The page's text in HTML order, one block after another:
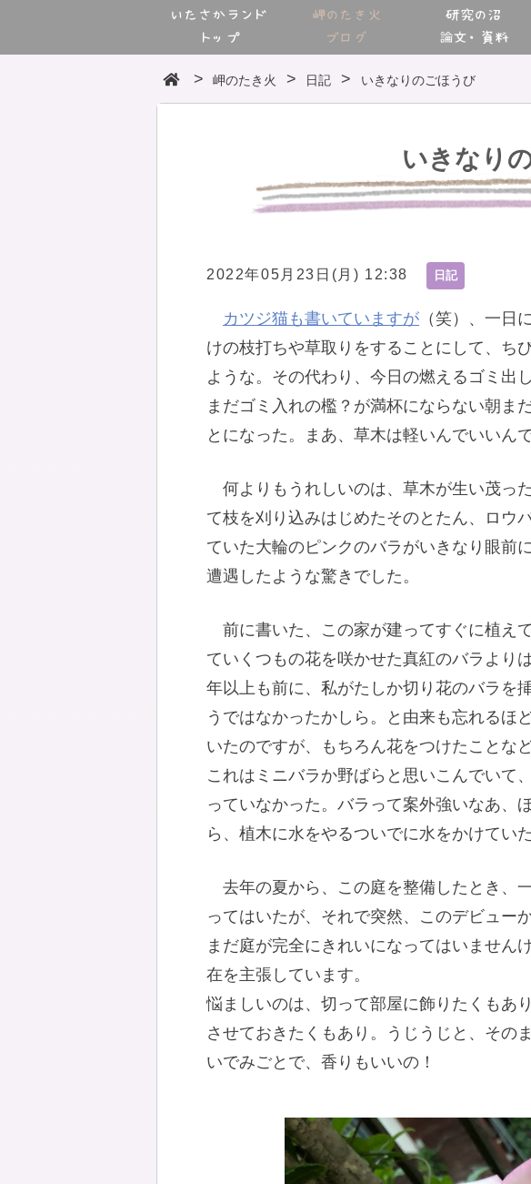
いたさかランド
トップ
岬のたき火
ブログ
研究の沼
論文・資料
岬のたき火 日記 いきなりのごほうび
いきなり
2022年05月23日(月) 12:38 日記
カツジ猫も書いていますが （笑）、一日
けの枝打ちや草取りをすることにして、ち
ような。その代わり、今日の燃えるゴミ出
まだゴミ入れの檻？が満杯にならない朝ま
とになった。まあ、草木は軽いんでいいん
何よりもうれしいのは、草木が生い茂っ
て枝を刈り込みはじめたそのとたん、ロウ
ていた大輪のピンクのバラがいきなり眼前
遭遇したような驚きでした。
前に書いた、この家が建ってすぐに植え
ていくつもの花を咲かせた真紅のバラより
年以上も前に、私がたしか切り花のバラを
うではなかったかしら。と由来も忘れるほ
いたのですが、もちろん花をつけたことな
これはミニバラか野ばらと思いこんでいて
っていなかった。バラって案外強いなあ、
ら、植木に水をやるついでに水をかけていた
去年の夏から、この庭を整備したとき、
ってはいたが、それで突然、このデビューか
まだ庭が完全にきれいになってはいません
在を主張しています。
悩ましいのは、切って部屋に飾りたくもあ
させておきたくもあり。うじうじと、その
いでみごとで、香りもいいの！